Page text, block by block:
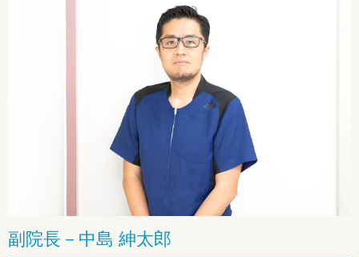
副院長－中島 紳太郎